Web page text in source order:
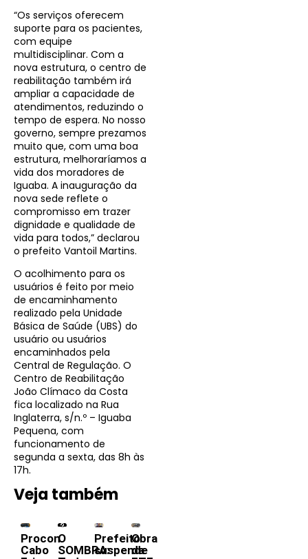
“Os serviços oferecem
suporte para os pacientes,
com equipe
multidisciplinar. Com a
nova estrutura, o centro de
reabilitação também irá
ampliar a capacidade de
atendimentos, reduzindo o
tempo de espera. No nosso
governo, sempre prezamos
muito que, com uma boa
estrutura, melhoraríamos a
vida dos moradores de
Iguaba. A inauguração da
nova sede reflete o
compromisso em trazer
dignidade e qualidade de
vida para todos,” declarou
o prefeito Vantoil Martins.
O acolhimento para os
usuários é feito por meio
de encaminhamento
realizado pela Unidade
Básica de Saúde (UBS) do
usuário ou usuários
encaminhados pela
Central de Regulação. O
Centro de Reabilitação
João Clímaco da Costa
fica localizado na Rua
Inglaterra, s/n.º – Iguaba
Pequena, com
funcionamento de
segunda a sexta, das 8h às
17h.
Veja também
Procon
Cabo
O
SOMBRA:
Prefeito
suspende
Obra
da